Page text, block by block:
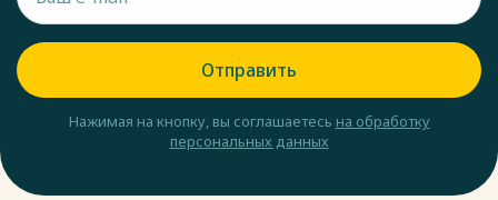
Отправить
Нажимая на кнопку, вы соглашаетесь на обработку
персональных данных